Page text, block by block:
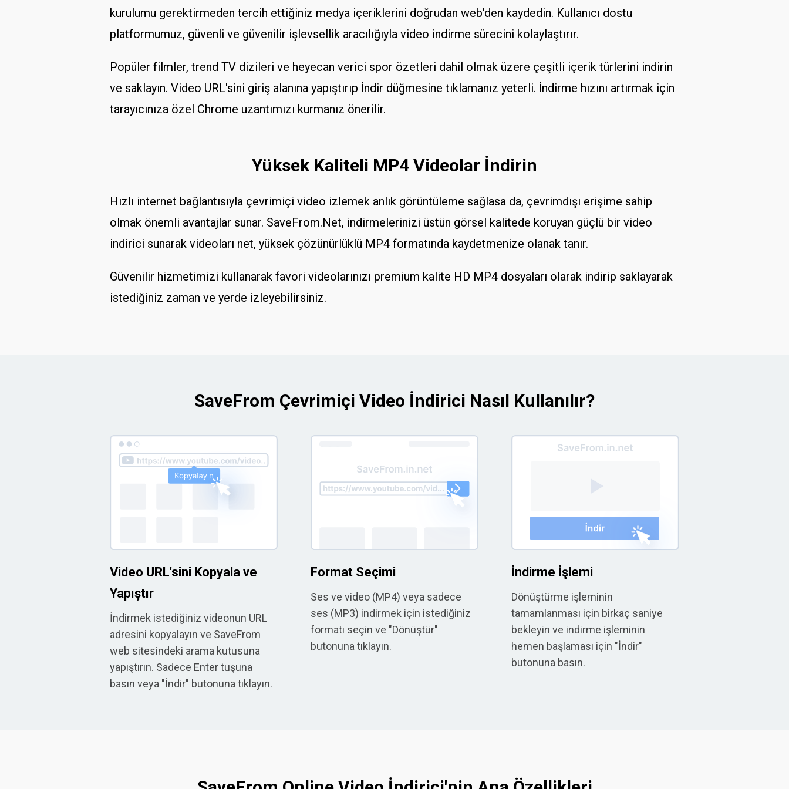
kurulumu gerektirmeden tercih ettiğiniz medya içeriklerini doğrudan web'den kaydedin. Kullanıcı dostu
platformumuz, güvenli ve güvenilir işlevsellik aracılığıyla video indirme sürecini kolaylaştırır.
Popüler filmler, trend TV dizileri ve heyecan verici spor özetleri dahil olmak üzere çeşitli içerik türlerini indirin
ve saklayın. Video URL'sini giriş alanına yapıştırıp İndir düğmesine tıklamanız yeterli. İndirme hızını artırmak için
tarayıcınıza özel Chrome uzantımızı kurmanız önerilir.
Yüksek Kaliteli MP4 Videolar İndirin
Hızlı internet bağlantısıyla çevrimiçi video izlemek anlık görüntüleme sağlasa da, çevrimdışı erişime sahip
olmak önemli avantajlar sunar. SaveFrom.Net, indirmelerinizi üstün görsel kalitede koruyan güçlü bir video
indirici sunarak videoları net, yüksek çözünürlüklü MP4 formatında kaydetmenize olanak tanır.
Güvenilir hizmetimizi kullanarak favori videolarınızı premium kalite HD MP4 dosyaları olarak indirip saklayarak
istediğiniz zaman ve yerde izleyebilirsiniz.
SaveFrom Çevrimiçi Video İndirici Nasıl Kullanılır?
Video URL'sini Kopyala ve
Yapıştır
İndirmek istediğiniz videonun URL
adresini kopyalayın ve SaveFrom
web sitesindeki arama kutusuna
yapıştırın. Sadece Enter tuşuna
basın veya "İndir" butonuna tıklayın.
Format Seçimi
Ses ve video (MP4) veya sadece
ses (MP3) indirmek için istediğiniz
formatı seçin ve "Dönüştür"
butonuna tıklayın.
İndirme İşlemi
Dönüştürme işleminin
tamamlanması için birkaç saniye
bekleyin ve indirme işleminin
hemen başlaması için "İndir"
butonuna basın.